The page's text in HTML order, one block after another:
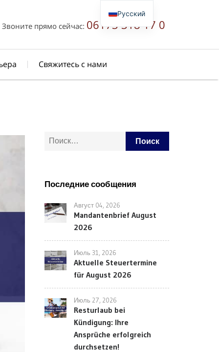
Звоните прямо сейчас: 06173 318 17 0
Свяжитесь с нами
Найти:
Последние сообщения
Август 04, 2026
Mandantenbrief August
2026
Июль 31, 2026
Aktuelle Steuertermine
für August 2026
Июль 27, 2026
Resturlaub bei
Kündigung: Ihre
Ansprüche erfolgreich
durchsetzen!
Русский
Deutsch